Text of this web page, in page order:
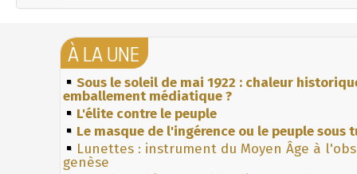
À LA UNE
Sous le soleil de mai 1922 : chaleur
emballement médiatique ?
L'élite contre le peuple
Le masque de l'ingérence ou le peuple sous
Lunettes : instrument du Moyen Âge à
genèse